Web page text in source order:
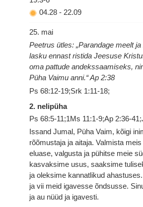
04.28 - 22.09
25. mai
Peetrus ütles: „Parandage meelt
lasku ennast ristida Jeesuse
oma pattude andekssaamiseks,
Püha Vaimu anni.“ Ap 2:38
Ps 68:12-19;Srk 1:11-18;
2. nelipüha
Ps 68:5-11;1Ms 11:1-9;Ap 2:36-
Issand Jumal, Püha Vaim, kõigi
rõõmustaja ja aitaja. Valmista
eluase, valgusta ja pühitse meie
kasvaksime usus, saaksime
ja oleksime kannatlikud
ja vii meid igavesse õndsusse.
ja au nüüd ja igavesti.